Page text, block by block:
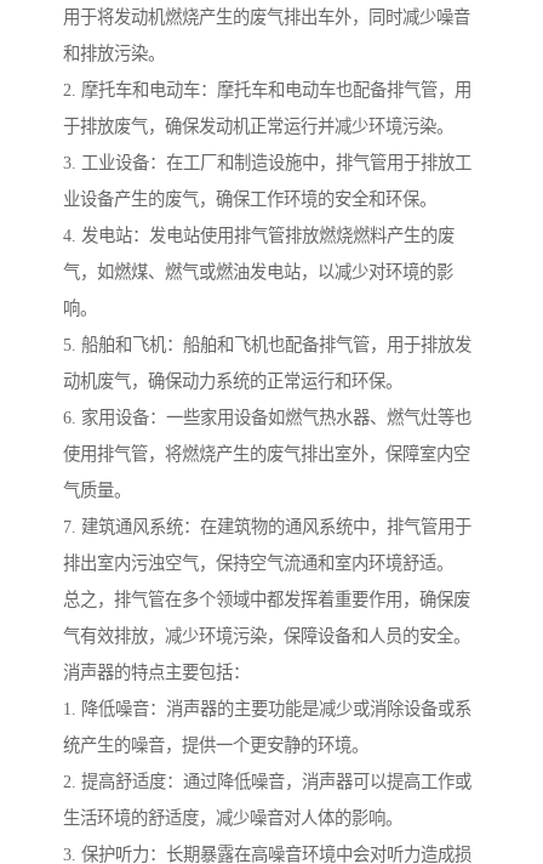
用于将发动机燃烧产生的废气排出车外，同时减少噪音
和排放污染。
2. 摩托车和电动车：摩托车和电动车也配备排气管，用
于排放废气，确保发动机正常运行并减少环境污染。
3. 工业设备：在工厂和制造设施中，排气管用于排放工
业设备产生的废气，确保工作环境的安全和环保。
4. 发电站：发电站使用排气管排放燃烧燃料产生的废
气，如燃煤、燃气或燃油发电站，以减少对环境的影
响。
5. 船舶和飞机：船舶和飞机也配备排气管，用于排放发
动机废气，确保动力系统的正常运行和环保。
6. 家用设备：一些家用设备如燃气热水器、燃气灶等也
使用排气管，将燃烧产生的废气排出室外，保障室内空
气质量。
7. 建筑通风系统：在建筑物的通风系统中，排气管用于
排出室内污浊空气，保持空气流通和室内环境舒适。
总之，排气管在多个领域中都发挥着重要作用，确保废
气有效排放，减少环境污染，保障设备和人员的安全。
消声器的特点主要包括：
1. 降低噪音：消声器的主要功能是减少或消除设备或系
统产生的噪音，提供一个更安静的环境。
2. 提高舒适度：通过降低噪音，消声器可以提高工作或
生活环境的舒适度，减少噪音对人体的影响。
3. 保护听力：长期暴露在高噪音环境中会对听力造成损